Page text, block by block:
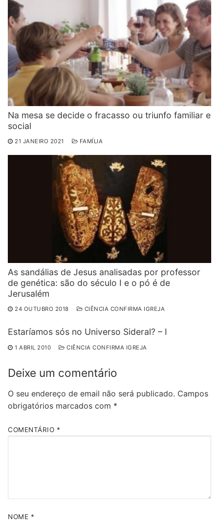
Na mesa se decide o fracasso ou triunfo familiar e
social
21 JANEIRO 2021 FAMÍLIA
As sandálias de Jesus analisadas por professor
de genética: são do século I e o pó é de
Jerusalém
24 OUTUBRO 2018 CIÊNCIA CONFIRMA IGREJA
Estaríamos sós no Universo Sideral? – I
1 ABRIL 2010 CIÊNCIA CONFIRMA IGREJA
Deixe um comentário
O seu endereço de email não será publicado. Campos
obrigatórios marcados com *
COMENTÁRIO *
NOME *